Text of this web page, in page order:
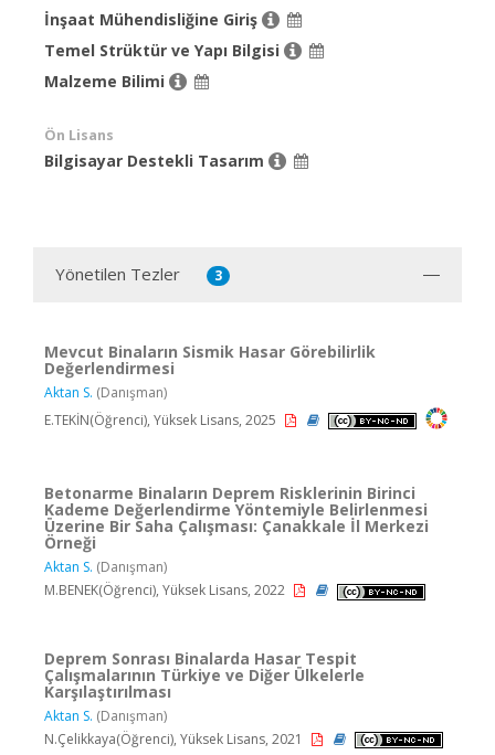
İnşaat Mühendisliğine Giriş
Temel Strüktür ve Yapı Bilgisi
Malzeme Bilimi
Ön Lisans
Bilgisayar Destekli Tasarım
Yönetilen Tezler 3
Mevcut Binaların Sismik Hasar Görebilirlik
Değerlendirmesi
Aktan S. (Danışman)
E.TEKİN(Öğrenci), Yüksek Lisans, 2025
Betonarme Binaların Deprem Risklerinin Birinci
Kademe Değerlendirme Yöntemiyle Belirlenmesi
Üzerine Bir Saha Çalışması: Çanakkale İl Merkezi
Örneği
Aktan S. (Danışman)
M.BENEK(Öğrenci), Yüksek Lisans, 2022
Deprem Sonrası Binalarda Hasar Tespit
Çalışmalarının Türkiye ve Diğer Ülkelerle
Karşılaştırılması
Aktan S. (Danışman)
N.Çelikkaya(Öğrenci), Yüksek Lisans, 2021